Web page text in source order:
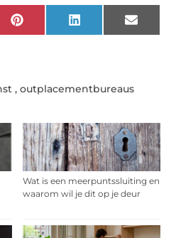
Wat is een meerpuntssluiting en
waarom wil je dit op je deur
PinterestLinkedInEmail
,outplacementbureaus